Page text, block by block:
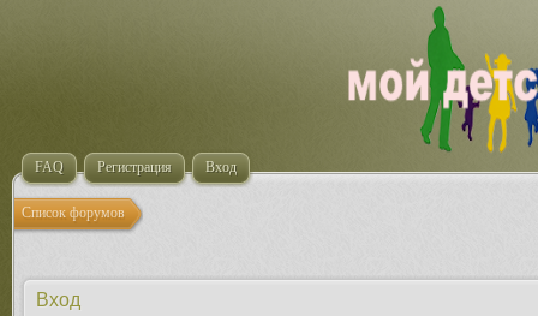
FAQ Регистрация Вход
Список форумов
Вход